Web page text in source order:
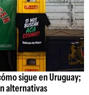
sigue en Uruguay;
alternativas